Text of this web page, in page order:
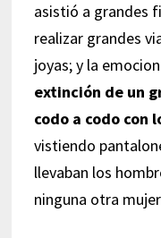
asistió a grandes
realizar grandes
joyas; y la
extinción de un
codo a codo con
vistiendo
llevaban los
ninguna otra